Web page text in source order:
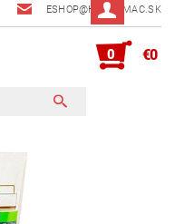
ESHOP@HYDRAMAC.SK
0 €0